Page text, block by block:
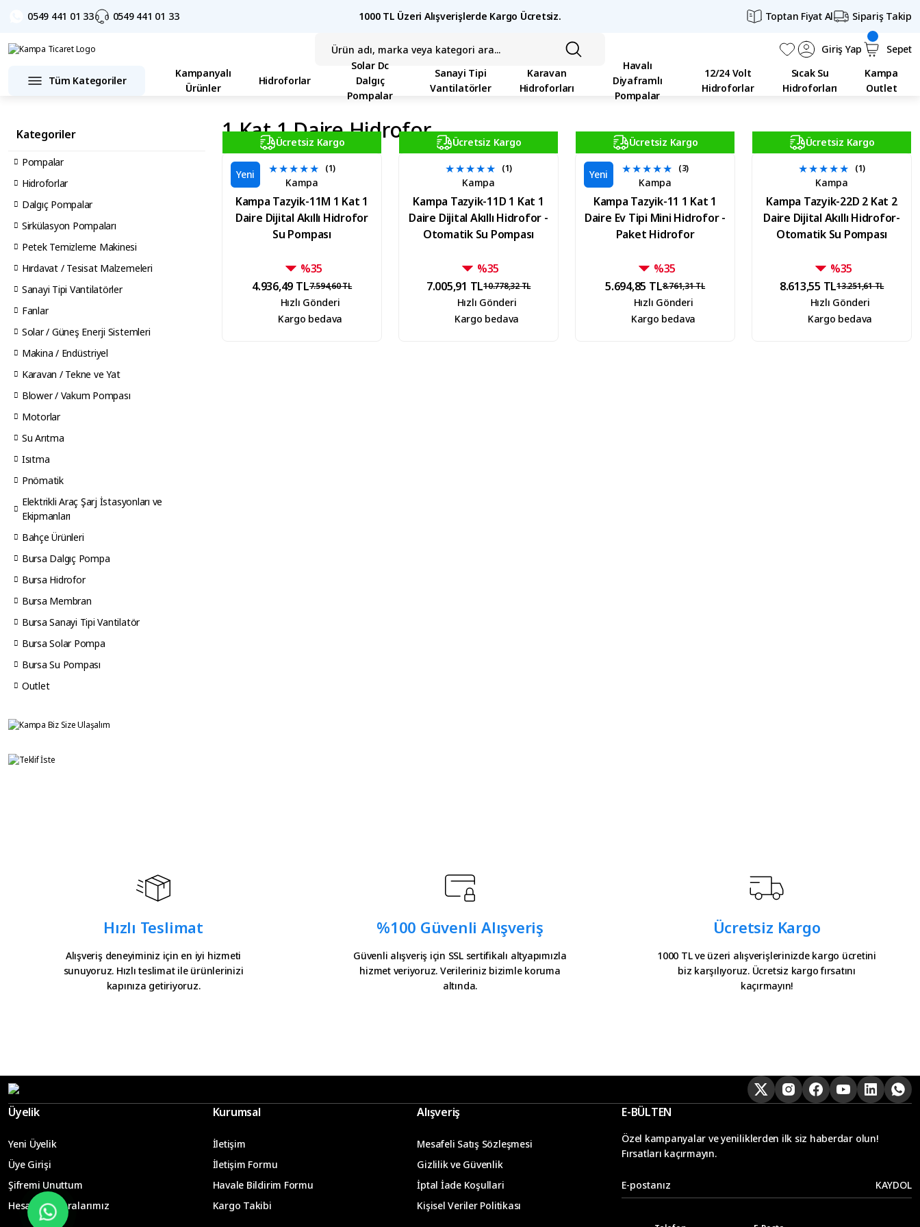
0549 441 01 33 0549 441 01 33 1000 TL Üzeri Alışverişlerde Kargo Ücretsiz. Toptan Fiyat Al Sipariş Takip
Giriş Yap Sepet
Tüm Kategoriler
Kampanyalı
Ürünler
Hidroforlar
Solar Dc
Dalgıç
Pompalar
Sanayi Tipi
Vantilatörler
Karavan
Hidroforları
Havalı
Diyaframlı
Pompalar
12/24 Volt
Hidroforlar
Sıcak Su
Hidroforları
Kampa
Outlet
Kategoriler
Pompalar
Hidroforlar
Dalgıç Pompalar
Sirkülasyon Pompaları
Petek Temizleme Makinesi
Hırdavat / Tesisat Malzemeleri
Sanayi Tipi Vantilatörler
Fanlar
Solar / Güneş Enerji Sistemleri
Makina / Endüstriyel
Karavan / Tekne ve Yat
Blower / Vakum Pompası
Motorlar
Su Arıtma
Isıtma
Pnömatik
Elektrikli Araç Şarj İstasyonları ve
Ekipmanları
Bahçe Ürünleri
Bursa Dalgıç Pompa
Bursa Hidrofor
Bursa Membran
Bursa Sanayi Tipi Vantilatör
Bursa Solar Pompa
Bursa Su Pompası
Outlet
1 Kat 1 Daire Hidrofor
Yeni
Ücretsiz Kargo
(1)
Kampa
Kampa Tazyik-11M 1 Kat 1
Daire Dijital Akıllı Hidrofor
Su Pompası
%35
4.936,49 TL7.594,60 TL
Hızlı Gönderi
Kargo bedava
Ücretsiz Kargo
(1)
Kampa
Kampa Tazyik-11D 1 Kat 1
Daire Dijital Akıllı Hidrofor -
Otomatik Su Pompası
%35
7.005,91 TL10.778,32 TL
Hızlı Gönderi
Kargo bedava
Yeni
Ücretsiz Kargo
(3)
Kampa
Kampa Tazyik-11 1 Kat 1
Daire Ev Tipi Mini Hidrofor -
Paket Hidrofor
%35
5.694,85 TL8.761,31 TL
Hızlı Gönderi
Kargo bedava
Ücretsiz Kargo
(1)
Kampa
Kampa Tazyik-22D 2 Kat 2
Daire Dijital Akıllı Hidrofor-
Otomatik Su Pompası
%35
8.613,55 TL13.251,61 TL
Hızlı Gönderi
Kargo bedava
Hızlı Teslimat
Alışveriş deneyiminiz için en iyi hizmeti
sunuyoruz. Hızlı teslimat ile ürünlerinizi
kapınıza getiriyoruz.
%100 Güvenli Alışveriş
Güvenli alışveriş için SSL sertifikalı altyapımızla
hizmet veriyoruz. Verileriniz bizimle koruma
altında.
Ücretsiz Kargo
1000 TL ve üzeri alışverişlerinizde kargo ücretini
biz karşılıyoruz. Ücretsiz kargo fırsatını
kaçırmayın!
Üyelik
Yeni Üyelik
Üye Girişi
Şifremi Unuttum
Hesap Numaralarımız
Kurumsal
İletişim
İletişim Formu
Havale Bildirim Formu
Kargo Takibi
Alışveriş
Mesafeli Satış Sözleşmesi
Gizlilik ve Güvenlik
İptal İade Koşullari
Kişisel Veriler Politikası
E-BÜLTEN
Özel kampanyalar ve yeniliklerden ilk siz haberdar olun!
Fırsatları kaçırmayın.
KAYDOL